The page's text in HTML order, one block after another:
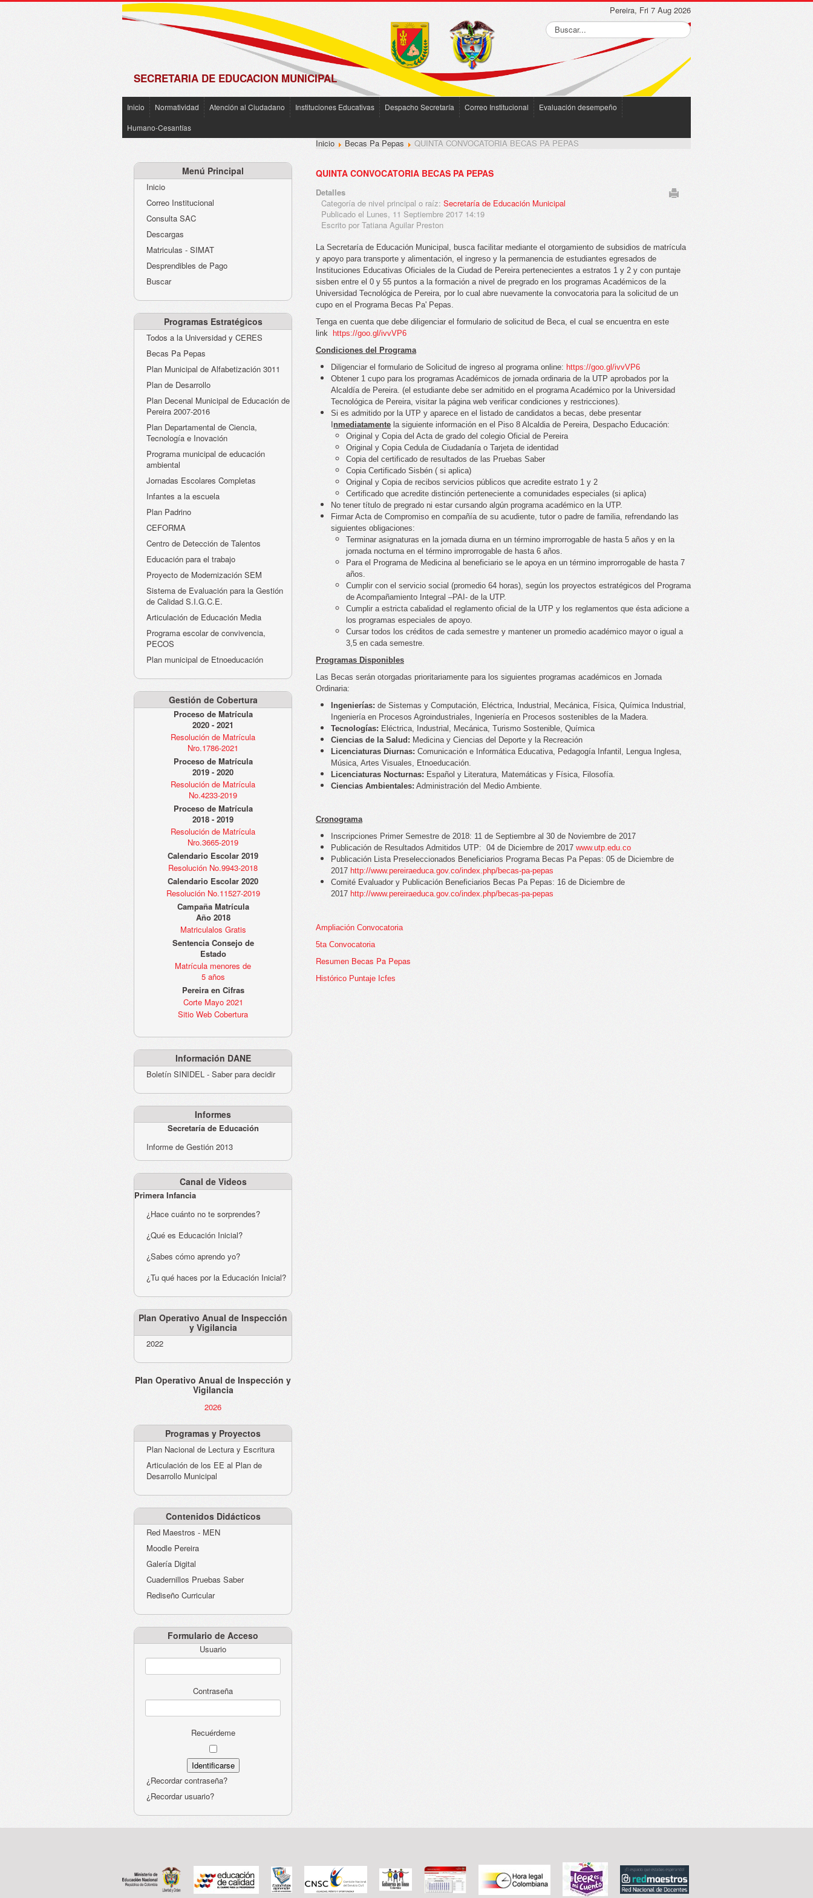
SECRETARIA DE EDUCACION MUNICIPAL
Pereira, Fri 7 Aug 2026
Inicio Normatividad Atención al Ciudadano Instituciones Educativas Despacho Secretaría Correo Institucional
Evaluación desempeño
Humano-Cesantías
Menú Principal
Inicio
Correo Institucional
Consulta SAC
Descargas
Matriculas - SIMAT
Desprendibles de Pago
Buscar
Programas Estratégicos
Todos a la Universidad y CERES
Becas Pa Pepas
Plan Municipal de Alfabetización 3011
Plan de Desarrollo
Plan Decenal Municipal de Educación de
Pereira 2007-2016
Plan Departamental de Ciencia,
Tecnología e Inovación
Programa municipal de educación
ambiental
Jornadas Escolares Completas
Infantes a la escuela
Plan Padrino
CEFORMA
Centro de Detección de Talentos
Educación para el trabajo
Proyecto de Modernización SEM
Sistema de Evaluación para la Gestión
de Calidad S.I.G.C.E.
Articulación de Educación Media
Programa escolar de convivencia,
PECOS
Plan municipal de Etnoeducación
Gestión de Cobertura
Proceso de Matrícula
2020 - 2021
Resolución de Matrícula
Nro.1786-2021
Proceso de Matrícula
2019 - 2020
Resolución de Matrícula
No.4233-2019
Proceso de Matrícula
2018 - 2019
Resolución de Matrícula
Nro.3665-2019
Calendario Escolar 2019
Resolución No.9943-2018
Calendario Escolar 2020
Resolución No.11527-2019
Campaña Matrícula
Año 2018
Matriculalos Gratis
Sentencia Consejo de
Estado
Matrícula menores de
5 años
Pereira en Cifras
Corte Mayo 2021
Sitio Web Cobertura
Información DANE
Boletín SINIDEL - Saber para decidir
Informes
Secretaría de Educación
Informe de Gestión 2013
Canal de Videos
Primera Infancia
¿Hace cuánto no te sorprendes?
¿Qué es Educación Inicial?
¿Sabes cómo aprendo yo?
¿Tu qué haces por la Educación Inicial?
Plan Operativo Anual de Inspección
y Vigilancia
2022
Plan Operativo Anual de Inspección y
Vigilancia
2026
Programas y Proyectos
Plan Nacional de Lectura y Escritura
Articulación de los EE al Plan de
Desarrollo Municipal
Contenidos Didácticos
Red Maestros - MEN
Moodle Pereira
Galería Digital
Cuadernillos Pruebas Saber
Rediseño Curricular
Formulario de Acceso
Usuario
Contraseña
Recuérdeme
¿Recordar contraseña?
¿Recordar usuario?
Inicio Becas Pa Pepas QUINTA CONVOCATORIA BECAS PA PEPAS
QUINTA CONVOCATORIA BECAS PA PEPAS
Detalles
Categoría de nivel principal o raíz: Secretaría de Educación Municipal
Publicado el Lunes, 11 Septiembre 2017 14:19
Escrito por Tatiana Aguilar Preston
La Secretaría de Educación Municipal, busca facilitar mediante el otorgamiento de subsidios de matrícula
y apoyo para transporte y alimentación, el ingreso y la permanencia de estudiantes egresados de
Instituciones Educativas Oficiales de la Ciudad de Pereira pertenecientes a estratos 1 y 2 y con puntaje
sisben entre el 0 y 55 puntos a la formación a nivel de pregrado en los programas Académicos de la
Universidad Tecnológica de Pereira, por lo cual abre nuevamente la convocatoria para la solicitud de un
cupo en el Programa Becas Pa' Pepas.
Tenga en cuenta que debe diligenciar el formulario de solicitud de Beca, el cual se encuentra en este
link
https://goo.gl/ivvVP6
Condiciones del Programa
Diligenciar el formulario de Solicitud de ingreso al programa online: https://goo.gl/ivvVP6
Obtener 1 cupo para los programas Académicos de jornada ordinaria de la UTP aprobados por la
Alcaldía de Pereira. (el estudiante debe ser admitido en el programa Académico por la Universidad
Tecnológica de Pereira, visitar la página web verificar condiciones y restricciones).
Si es admitido por la UTP y aparece en el listado de candidatos a becas, debe presentar
nmediatamente la siguiente información en el Piso 8 Alcaldia de Pereira, Despacho Educación:
Original y Copia del Acta de grado del colegio Oficial de Pereira
Original y Copia Cedula de Ciudadanía o Tarjeta de identidad
Copia del certificado de resultados de las Pruebas Saber
Copia Certificado Sisbén ( si aplica)
Original y Copia de recibos servicios públicos que acredite estrato 1 y 2
Certificado que acredite distinción perteneciente a comunidades especiales (si aplica)
No tener título de pregrado ni estar cursando algún programa académico en la UTP.
Firmar Acta de Compromiso en compañía de su acudiente, tutor o padre de familia, refrendando las
siguientes obligaciones:
Terminar asignaturas en la jornada diurna en un término improrrogable de hasta 5 años y en la
jornada nocturna en el término improrrogable de hasta 6 años.
Para el Programa de Medicina al beneficiario se le apoya en un término improrrogable de hasta 7
años.
Cumplir con el servicio social (promedio 64 horas), según los proyectos estratégicos del Programa
de Acompañamiento Integral –PAI- de la UTP.
Cumplir a estricta cabalidad el reglamento oficial de la UTP y los reglamentos que ésta adicione a
los programas especiales de apoyo.
Cursar todos los créditos de cada semestre y mantener un promedio académico mayor o igual a
3,5 en cada semestre.
Programas Disponibles
Las Becas serán otorgadas prioritariamente para los siguientes programas académicos en Jornada
Ordinaria:
Ingenierías: de Sistemas y Computación, Eléctrica, Industrial, Mecánica, Física, Química Industrial,
Ingeniería en Procesos Agroindustriales, Ingeniería en Procesos sostenibles de la Madera.
Tecnologías: Eléctrica, Industrial, Mecánica, Turismo Sostenible, Química
Ciencias de la Salud: Medicina y Ciencias del Deporte y la Recreación
Licenciaturas Diurnas: Comunicación e Informática Educativa, Pedagogía Infantil, Lengua Inglesa,
Música, Artes Visuales, Etnoeducación.
Licenciaturas Nocturnas: Español y Literatura, Matemáticas y Física, Filosofía.
Ciencias Ambientales: Administración del Medio Ambiente.
Cronograma
nscripciones Primer Semestre de 2018: 11 de Septiembre al 30 de Noviembre de 2017
Publicación de Resultados Admitidos UTP: 04 de Diciembre de 2017 www.utp.edu.co
Publicación Lista Preseleccionados Beneficiarios Programa Becas Pa Pepas: 05 de Diciembre de
2017 http://www.pereiraeduca.gov.co/index.php/becas-pa-pepas
Comité Evaluador y Publicación Beneficiarios Becas Pa Pepas: 16 de Diciembre de
2017 http://www.pereiraeduca.gov.co/index.php/becas-pa-pepas
Ampliación Convocatoria
5ta Convocatoria
Resumen Becas Pa Pepas
Histórico Puntaje Icfes